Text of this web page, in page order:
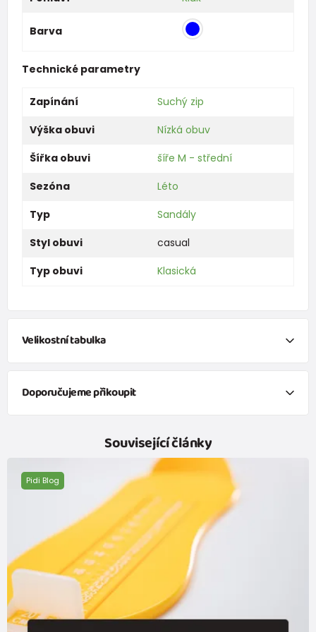
Barva
Technické parametry
Zapínání
Suchý zip
Výška obuvi
Nízká obuv
Šířka obuvi
šíře M - střední
Sezóna
Léto
Typ
Sandály
Styl obuvi
casual
Typ obuvi
Klasická
Velikostní tabulka
Doporučujeme přikoupit
veselé ponožky FUNNY chlapecké - 3pack, Pidilidi, PD0142-02, kluk
229 Kč
od 139 Kč s DPH
Skladem
veselé ponožky FUNNY chlapecké - 3pack, Pidilidi, PD0143-02, kluk
229 Kč
Související články
Pidi Blog